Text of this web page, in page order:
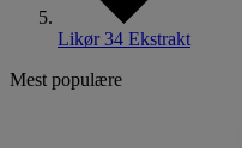
Likør 34 Ekstrakt
Mest populære